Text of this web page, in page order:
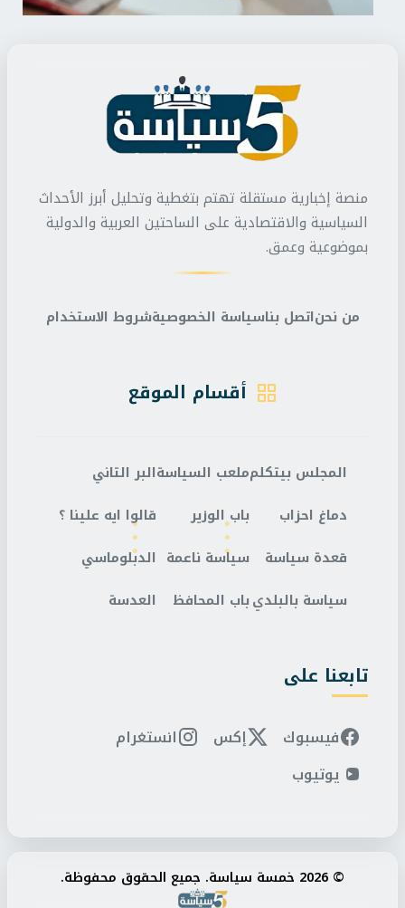
منصة إخبارية مستقلة تهتم بتغطية وتحليل أبرز الأحداث
السياسية والاقتصادية على الساحتين العربية والدولية
بموضوعية وعمق.
من نحناتصل بناسياسة الخصوصيةشروط الاستخدام
أقسام الموقع
المجلس بيتكلم
دماغ احزاب
قعدة سياسة
سياسة بالبلدي
ملعب السياسة
باب الوزير
سياسة ناعمة
باب المحافظ
البر التاني
قالوا ايه علينا ؟
الدبلوماسي
العدسة
تابعنا على
فيسبوك إكس
انستغرام
يوتيوب
© 2026 خمسة سياسة. جميع الحقوق محفوظة.